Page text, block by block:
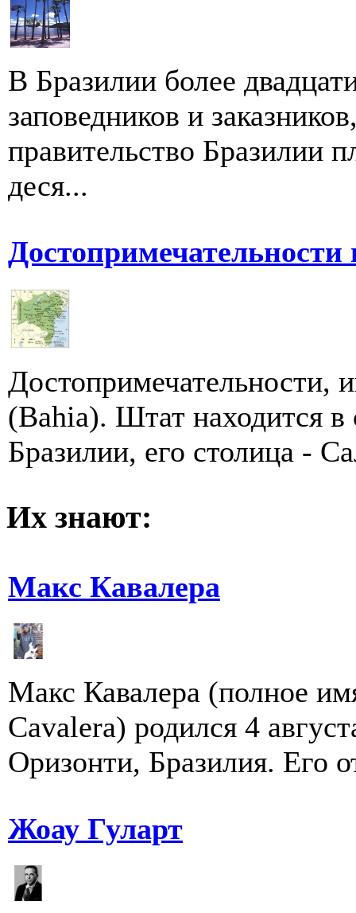
В Бразилии более
заповедников и
правительство Бразилии
деся...
Достопримечательности,
(Bahia). Штат находится в
Бразилии, его столица -
Их знают:
Макс Кавалера
Макс Кавалера (полное
Cavalera) родился 4
Оризонти, Бразилия. Его
Жоау Гуларт